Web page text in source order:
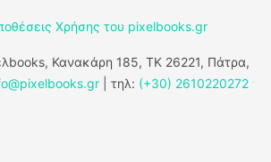
Χρήσης του pixelbooks.gr
Κανακάρη 185, ΤΚ 26221, Πάτρα,
| τηλ: (+30) 2610220272